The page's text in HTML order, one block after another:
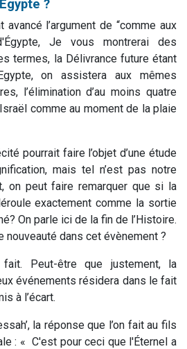
?
l’argument de “comme aux
Je vous montrerai des
termes, la Délivrance future étant
on assistera aux mêmes
l’élimination d’au moins quatre
comme au moment de la plaie
pourrait faire l’objet d’une étude
mais tel n’est pas notre
on peut faire remarquer que si la
exactement comme la sortie
On parle ici de la fin de l’Histoire.
nouveauté dans cet évènement ?
Peut-être que justement, la
événements résidera dans le fait
à l’écart.
la réponse que l’on fait au fils
: « C'est pour ceci que l'Éternel a